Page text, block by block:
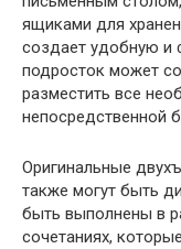
ящиками для
создает удобную и
подросток может
разместить все
непосредственной
Оригинальные
также могут быть
быть выполнены в
сочетаниях,